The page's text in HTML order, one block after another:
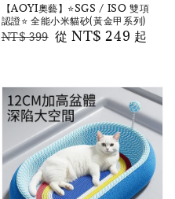
【AOYI奧藝】⭐️SGS / ISO 雙項
認證⭐️ 全能小米貓砂(黃金甲系列)
Regular
NT$ 399 Sale
從 NT$ 249 起